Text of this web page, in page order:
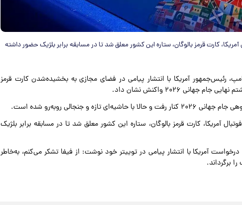
کارت قرمز بالوگان، ستاره این کشور معلق شد تا در مسابقه برابر بلژیک حضور داشته
رئیس‌جمهور آمریکا با انتشار پیامی در فضای مجازی به بخشیده‌شدن کارت قرمز
۲۰۲۶ واکنش نشان داد.
و جنجالی روبه‌رو شده است.
آمریکا، کارت قرمز بالوگان، ستاره این کشور معلق شد تا در مسابقه برابر بلژیک
آمریکا با انتشار پیامی در توییتر خود نوشت: از فیفا تشکر می‌کنم، به‌خاطر
برگرداند.